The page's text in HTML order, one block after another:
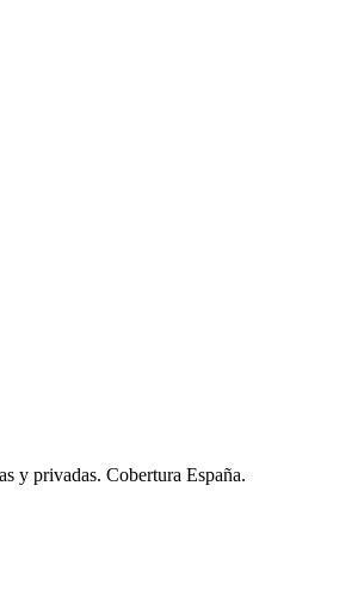
y privadas. Cobertura España.